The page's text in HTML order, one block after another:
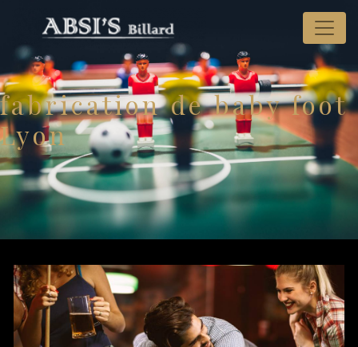
fabrication de baby foot
Lyon